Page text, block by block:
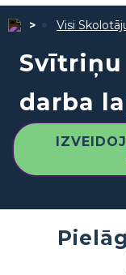
Visi
darba